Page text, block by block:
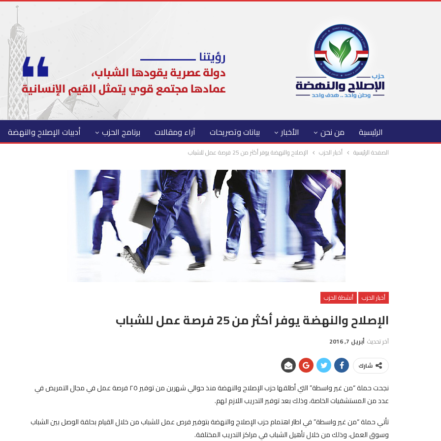
الرئيسية من نحن الأخبار بيانات وتصريحات آراء ومقالات برنامج الحزب أدبيات الإصلاح والنهضة
الصفحة الرئيسية أخبار الحزب الإصلاح والنهضة يوفر أكثر من 25 فرصة عمل للشباب
أخبار الحزب أنشطة الحزب
الإصلاح والنهضة يوفر أكثر من 25 فرصة عمل للشباب
آخر تحديث أبريل 7, 2016
شارك
نجحت حملة “من غير واسطة” التي أطلقها حزب الإصلاح والنهضة منذ حوالي شهرين من توفير ٢٥ فرصة عمل في مجال التمريض في
عدد من المستشفيات الخاصة، وذلك بعد توفير التدريب اللازم لهم.
تأتي حملة “من غير واسطة” في اطار اهتمام حزب الإصلاح والنهضة بتوفير فرص عمل للشباب من خلال القيام بحلقة الوصل بين الشباب
وسوق العمل، وذلك من خلال تأهيل الشباب في مراكز التدريب المختلفة.